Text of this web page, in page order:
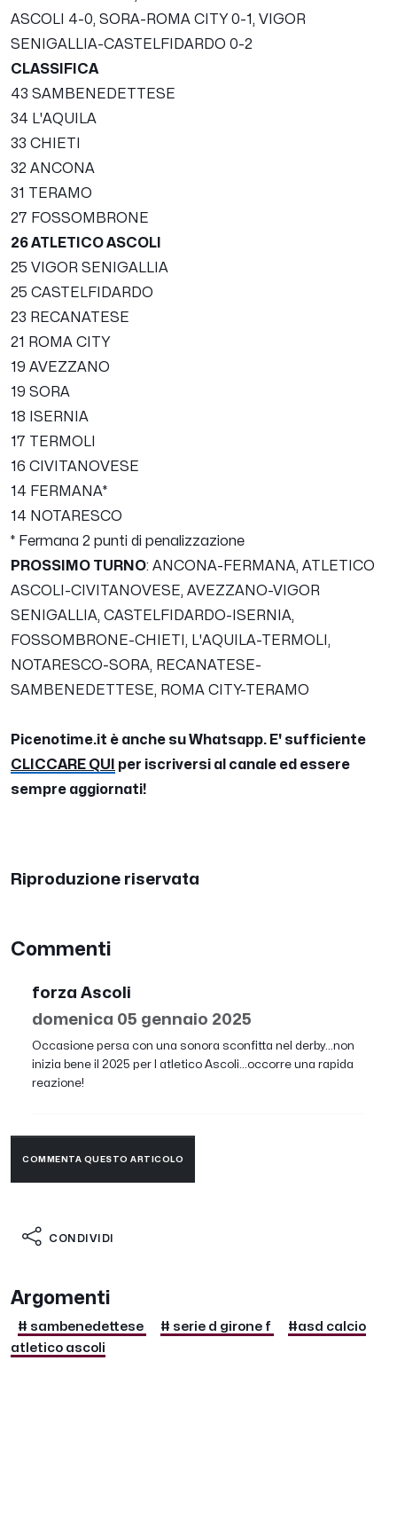
ASCOLI 4-0, SORA-ROMA CITY 0-1, VIGOR
SENIGALLIA-CASTELFIDARDO 0-2
CLASSIFICA
43 SAMBENEDETTESE
34 L'AQUILA
33 CHIETI
32 ANCONA
31 TERAMO
27 FOSSOMBRONE
26 ATLETICO ASCOLI
25 VIGOR SENIGALLIA
25 CASTELFIDARDO
23 RECANATESE
21 ROMA CITY
19 AVEZZANO
19 SORA
18 ISERNIA
17 TERMOLI
16 CIVITANOVESE
14 FERMANA*
14 NOTARESCO
* Fermana 2 punti di penalizzazione
PROSSIMO TURNO: ANCONA-FERMANA, ATLETICO
ASCOLI-CIVITANOVESE, AVEZZANO-VIGOR
SENIGALLIA, CASTELFIDARDO-ISERNIA,
FOSSOMBRONE-CHIETI, L'AQUILA-TERMOLI,
NOTARESCO-SORA, RECANATESE-
SAMBENEDETTESE, ROMA CITY-TERAMO
Picenotime.it è anche su Whatsapp. E' sufficiente
CLICCARE QUI
per iscriversi al canale ed essere
sempre aggiornati!
Riproduzione riservata
Commenti
forza Ascoli
domenica 05 gennaio 2025
Occasione persa con una sonora sconfitta nel derby...non
inizia bene il 2025 per l atletico Ascoli...occorre una rapida
reazione!
COMMENTA QUESTO ARTICOLO
CONDIVIDI
Argomenti
# sambenedettese # serie d girone f
#asd calcio
atletico ascoli